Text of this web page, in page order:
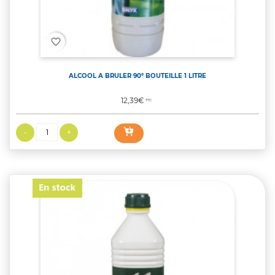
favorite_border
ALCOOL A BRULER 90° BOUTEILLE 1 LITRE
Prix
12,39€TTC